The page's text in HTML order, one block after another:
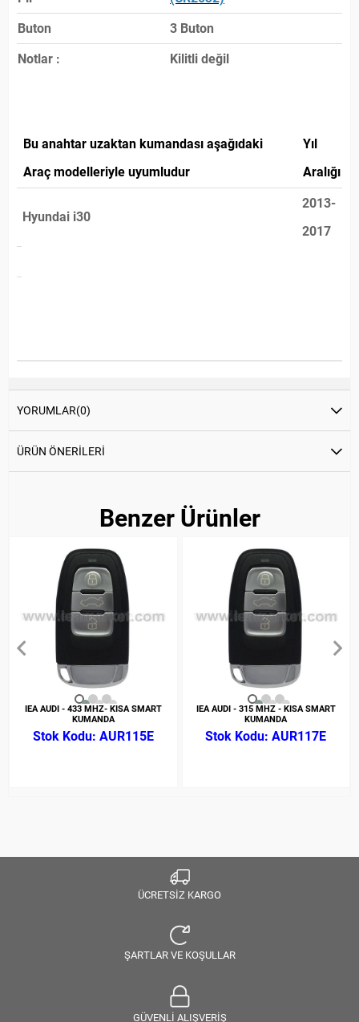
Buton
3 Buton
Notlar :
Kilitli değil
Bu anahtar uzaktan kumandası aşağıdaki
Araç modelleriyle uyumludur
Yıl
Aralığı
Hyundai i30
2013-
2017
YORUMLAR(0)
ÜRÜN ÖNERILERI
Benzer Ürünler
IEA AUDI - 433 MHZ- KISA SMART
KUMANDA
AUR115E
IEA AUDI - 315 MHZ - KISA SMART
KUMANDA
AUR117E
ÜCRETSİZ KARGO
ŞARTLAR VE KOŞULLAR
GÜVENLİ ALIŞVERİŞ